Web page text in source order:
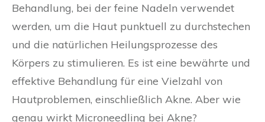
Behandlung, bei der feine Nadeln verwendet
werden, um die Haut punktuell zu durchstechen
und die natürlichen Heilungsprozesse des
Körpers zu stimulieren. Es ist eine bewährte und
effektive Behandlung für eine Vielzahl von
Hautproblemen, einschließlich Akne. Aber wie
genau wirkt Microneedling bei Akne?